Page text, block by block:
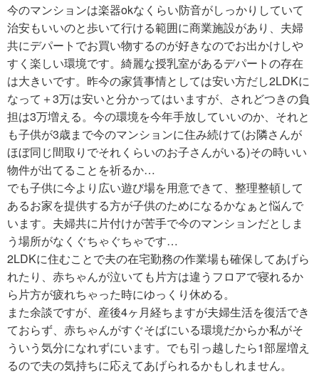
今のマンションは楽器okなくらい防音がしっかりしていて
治安もいいのと歩いて行ける範囲に商業施設があり、夫婦
共にデパートでお買い物するのが好きなのでお出かけしや
すく楽しい環境です。綺麗な授乳室があるデパートの存在
は大きいです。昨今の家賃事情としては安い方だし2LDKに
なって＋3万は安いと分かってはいますが、されどつきの負
担は3万増える。今の環境を今年手放していいのか、それと
も子供が3歳まで今のマンションに住み続けて(お隣さんが
ほぼ同じ間取りでそれくらいのお子さんがいる)その時いい
物件が出てることを祈るか…
でも子供に今より広い遊び場を用意できて、整理整頓して
あるお家を提供する方が子供のためになるかなぁと悩んで
います。夫婦共に片付けが苦手で今のマンションだとしま
う場所がなくぐちゃぐちゃです…
2LDKに住むことで夫の在宅勤務の作業場も確保してあげら
れたり、赤ちゃんが泣いても片方は違うフロアで寝れるか
ら片方が疲れちゃった時にゆっくり休める。
また余談ですが、産後4ヶ月経ちますが夫婦生活を復活でき
ておらず、赤ちゃんがすぐそばにいる環境だからか私がそ
ういう気分になれずにいます。でも引っ越したら1部屋増え
るので夫の気持ちに応えてあげられるかもしれません。